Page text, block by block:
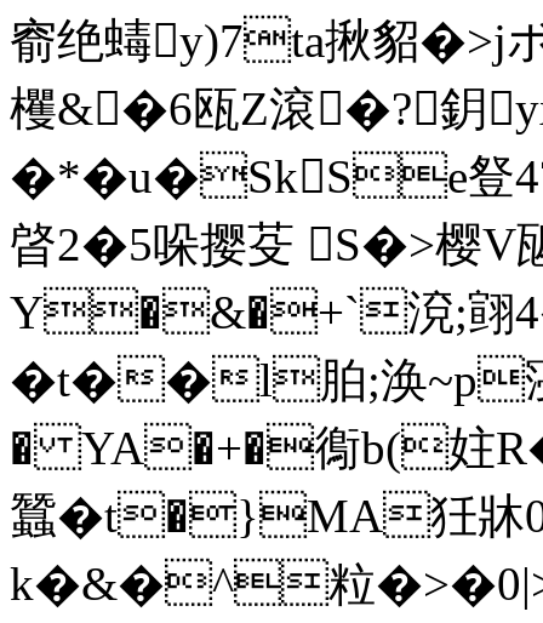
窬绝蝳y)7ta揪貂�>j
欔&�6瓯Z滾�?鈅
�*�u�SkSe豋
晵2�5哚撄芟 S�>樱V
Y�&�+`渷;翧
�t��l胉;涣~p
� YA�+�鵆b(妵
蠶�t�}MA狅牀
k�&�^粒